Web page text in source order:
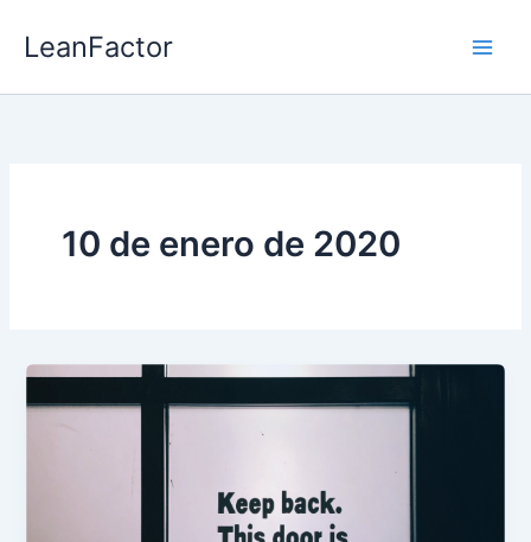
LeanFactor
10 de enero de 2020